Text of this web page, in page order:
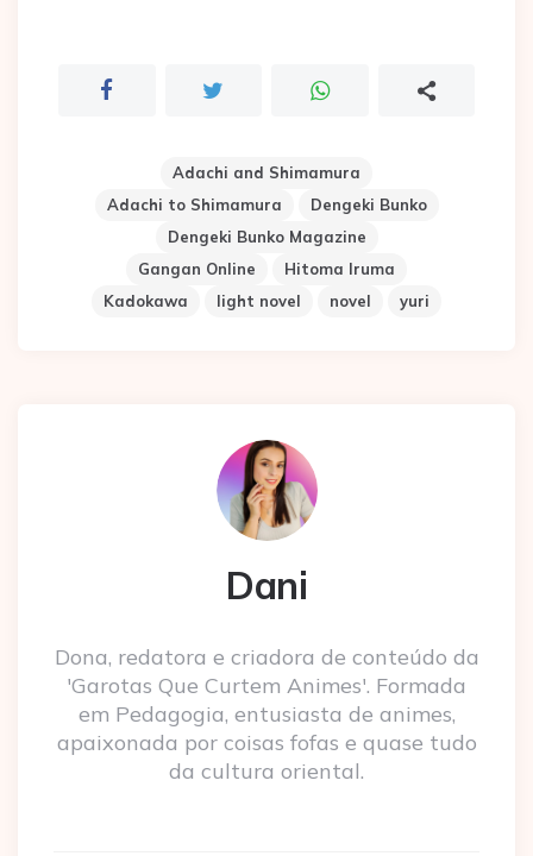
Adachi and Shimamura
Adachi to Shimamura
Dengeki Bunko
Dengeki Bunko Magazine
Gangan Online
Hitoma Iruma
Kadokawa
light novel novel yuri
Dani
Dona, redatora e criadora de conteúdo da
'Garotas Que Curtem Animes'. Formada
em Pedagogia, entusiasta de animes,
apaixonada por coisas fofas e quase tudo
da cultura oriental.